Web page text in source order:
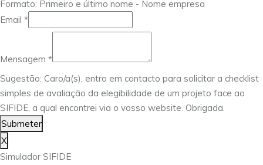
Formato: Primeiro e último nome - Nome empresa
Email *
Mensagem *
Sugestão: Caro/a(s), entro em contacto para solicitar a checklist
simples de avaliação da elegibilidade de um projeto face ao
SIFIDE, a qual encontrei via o vosso website. Obrigada.
Submeter
X
Simulador SIFIDE